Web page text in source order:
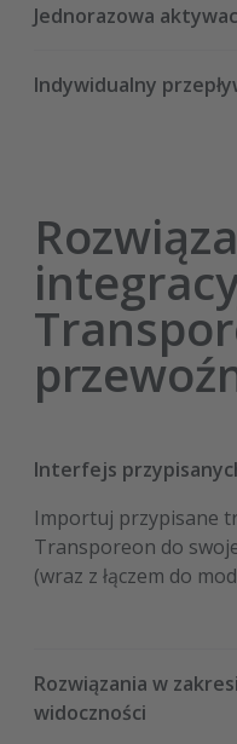
Jednorazowa
Indywidualny
Interfejs
Importuj przypisane
Transporeon do
(wraz z łączem do
Rozwiązania w
widoczności